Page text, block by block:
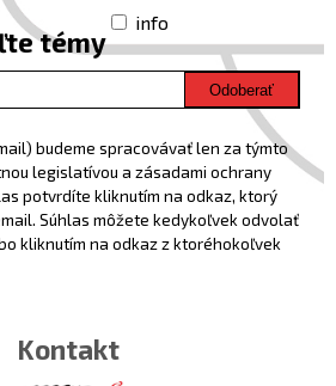
témy
info
Odoberať
budeme spracovávať len za týmto
legislatívou a zásadami ochrany
potvrdíte kliknutím na odkaz, ktorý
Súhlas môžete kedykoľvek odvolať
kliknutím na odkaz z ktoréhokoľvek
Kontakt